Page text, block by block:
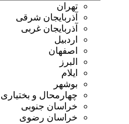
تهران
آذربایجان شرقی
آذربایجان غربی
اردبیل
اصفهان
البرز
ایلام
بوشهر
چهارمحال و بختیاری
خراسان جنوبی
خراسان رضوی